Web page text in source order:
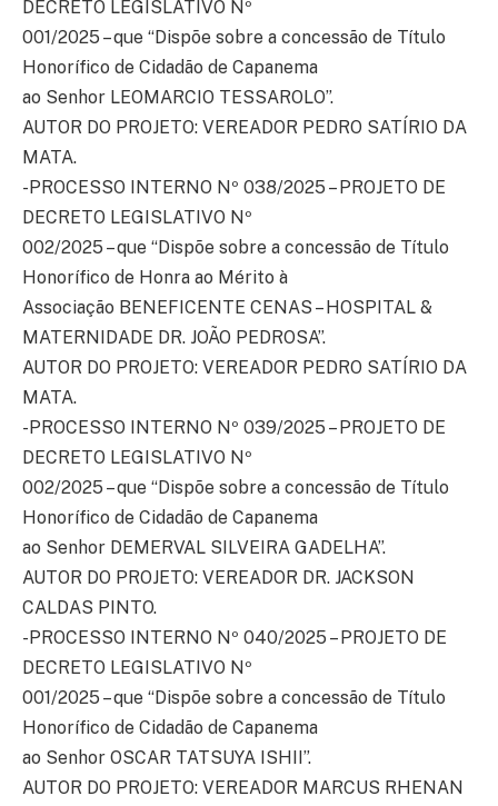
DECRETO LEGISLATIVO Nº
001/2025 – que “Dispõe sobre a concessão de Título
Honorífico de Cidadão de Capanema
ao Senhor LEOMARCIO TESSAROLO”.
AUTOR DO PROJETO: VEREADOR PEDRO SATÍRIO DA
MATA.
-PROCESSO INTERNO Nº 038/2025 – PROJETO DE
DECRETO LEGISLATIVO Nº
002/2025 – que “Dispõe sobre a concessão de Título
Honorífico de Honra ao Mérito à
Associação BENEFICENTE CENAS – HOSPITAL &
MATERNIDADE DR. JOÃO PEDROSA”.
AUTOR DO PROJETO: VEREADOR PEDRO SATÍRIO DA
MATA.
-PROCESSO INTERNO Nº 039/2025 – PROJETO DE
DECRETO LEGISLATIVO Nº
002/2025 – que “Dispõe sobre a concessão de Título
Honorífico de Cidadão de Capanema
ao Senhor DEMERVAL SILVEIRA GADELHA”.
AUTOR DO PROJETO: VEREADOR DR. JACKSON
CALDAS PINTO.
-PROCESSO INTERNO Nº 040/2025 – PROJETO DE
DECRETO LEGISLATIVO Nº
001/2025 – que “Dispõe sobre a concessão de Título
Honorífico de Cidadão de Capanema
ao Senhor OSCAR TATSUYA ISHII”.
AUTOR DO PROJETO: VEREADOR MARCUS RHENAN